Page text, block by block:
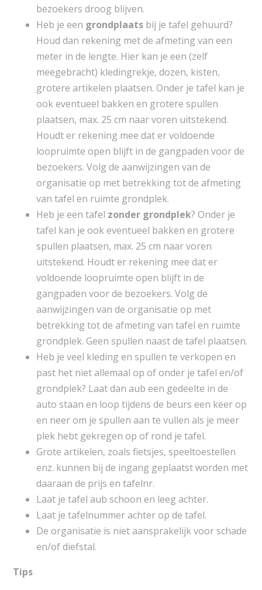
bezoekers droog blijven.
Heb je een grondplaatsbij je tafel gehuurd?
Houd dan rekening met de afmeting van een
meter in de lengte. Hier kan je een (zelf
meegebracht) kledingrekje, dozen, kisten,
grotere artikelen plaatsen. Onder je tafel kan je
ook eventueel bakken en grotere spullen
plaatsen, max. 25 cm naar voren uitstekend.
Houdt er rekening mee dat er voldoende
loopruimte open blijft in de gangpaden voor de
bezoekers. Volg de aanwijzingen van de
organisatie op met betrekking tot de afmeting
van tafel en ruimte grondplek.
Heb je een tafel zonder grondplek? Onder je
tafel kan je ook eventueel bakken en grotere
spullen plaatsen, max. 25 cm naar voren
uitstekend. Houdt er rekening mee dat er
voldoende loopruimte open blijft in de
gangpaden voor de bezoekers. Volg de
aanwijzingen van de organisatie op met
betrekking tot de afmeting van tafel en ruimte
grondplek. Geen spullen naast de tafel plaatsen.
Heb je veel kleding en spullen te verkopen en
past het niet allemaal op of onder je tafel en/of
grondplek? Laat dan aub een gedeelte in de
auto staan en loop tijdens de beurs een keer op
en neer om je spullen aan te vullen als je meer
plek hebt gekregen op of rond je tafel.
Grote artikelen, zoals fietsjes, speeltoestellen
enz. kunnen bij de ingang geplaatst worden met
daaraan de prijs en tafelnr.
Laat je tafel aub schoon en leeg achter.
Laat je tafelnummer achter op de tafel.
De organisatie is niet aansprakelijk voor schade
en/of diefstal.
Tips